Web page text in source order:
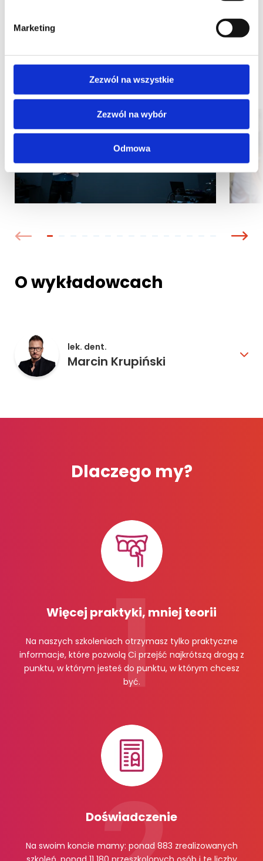
Marketing
Zezwól na wszystkie
Zezwól na wybór
Odmowa
Zdjęcia z poprzedniej
edycji
O wykładowcach
lek. dent.
Marcin Krupiński
Dlaczego my?
Więcej praktyki, mniej teorii
Na naszych szkoleniach otrzymasz tylko praktyczne
informacje, które pozwolą Ci przejść najkrótszą drogą z
punktu, w którym jesteś do punktu, w którym chcesz
być.
Doświadczenie
Na swoim koncie mamy: ponad 883 zrealizowanych